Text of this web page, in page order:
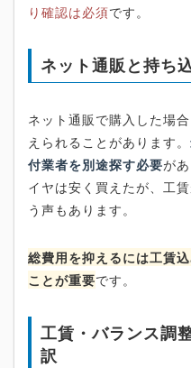
り確認は必須です。
ネット通販と持ち
ネット通販で購入した場
えられることがあります。
付業者を別途探す必要が
イヤは安く買えたが、工
う声もあります。
総費用を抑えるには工賃
ことが重要です。
工賃・バランス調
訳